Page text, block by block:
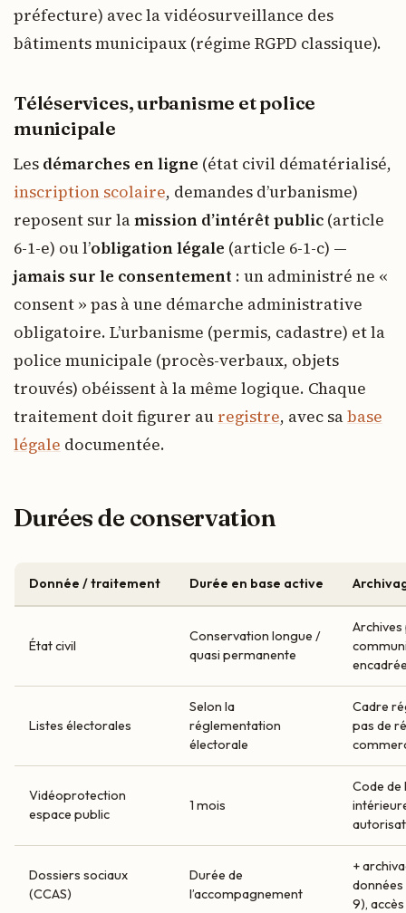
préfecture) avec la vidéosurveillance des
bâtiments municipaux (régime RGPD classique).
Téléservices, urbanisme et police
municipale
Les démarches en ligne (état civil dématérialisé,
inscription scolaire, demandes d’urbanisme)
reposent sur lamission d’intérêt public (article
6-1-e) ou l’obligation légale (article 6-1-c) —
jamais sur le consentement : un administré ne «
consent » pas à une démarche administrative
obligatoire. L’urbanisme (permis, cadastre) et la
police municipale (procès-verbaux, objets
trouvés) obéissent à la même logique. Chaque
traitement doit figurer au registre, avec sabase
légale documentée.
Durées de conservation
Donnée / traitement Durée en base active
État civil
Conservation longue /
quasi permanente
Archives
Listes électorales
Selon la
réglementation
électorale
Cadre
pas de
Vidéoprotection
espace public
1 mois
Code de
Dossiers sociaux
(CCAS)
Durée de
l’accompagnement
+
9),